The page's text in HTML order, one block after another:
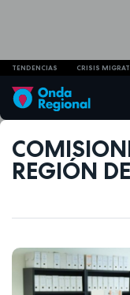
TENDENCIAS CRISIS
REGIÓN